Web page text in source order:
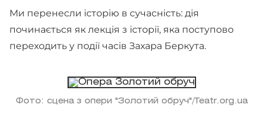
Ми перенесли історію в сучасність: дія
починається як лекція з історії, яка поступово
переходить у події часів Захара Беркута.
Фото: сцена з опери "Золотий обруч"/Teatr.org.ua